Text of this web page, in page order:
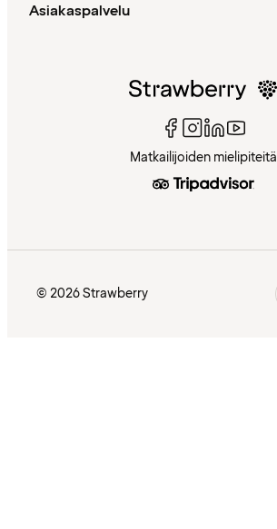
Asiakaspalvelu
Matkailijoiden mielipiteitä
© 2026 Strawberry